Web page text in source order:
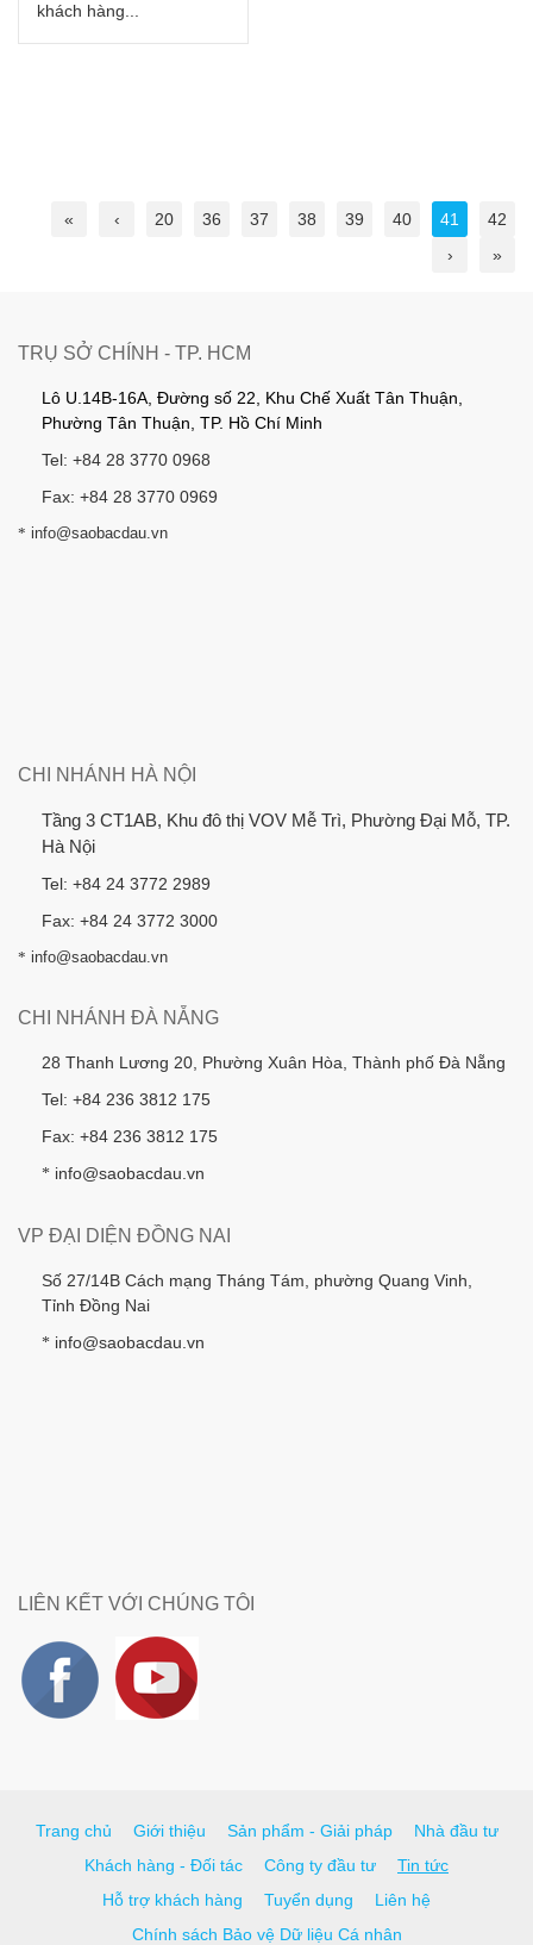
khách hàng...
« ‹ 20 36 37 38 39 40 41
42
›
»
TRỤ SỞ CHÍNH - TP. HCM
Lô U.14B-16A, Đường số 22, Khu Chế Xuất Tân Thuận,
Phường Tân Thuận, TP. Hồ Chí Minh
Tel: +84 28 3770 0968
Fax: +84 28 3770 0969
* info@saobacdau.vn
CHI NHÁNH HÀ NỘI
Tầng 3 CT1AB, Khu đô thị VOV Mễ Trì, Phường Đại Mỗ, TP.
Hà Nội
Tel: +84 24 3772 2989
Fax: +84 24 3772 3000
* info@saobacdau.vn
CHI NHÁNH ĐÀ NẴNG
28 Thanh Lương 20, Phường Xuân Hòa, Thành phố Đà Nẵng
Tel: +84 236 3812 175
Fax: +84 236 3812 175
* info@saobacdau.vn
VP ĐẠI DIỆN ĐỒNG NAI
Số 27/14B Cách mạng Tháng Tám, phường Quang Vinh,
Tỉnh Đồng Nai
* info@saobacdau.vn
LIÊN KẾT VỚI CHÚNG TÔI
Trang chủ Giới thiệu Sản phẩm - Giải pháp
Nhà đầu tư
Khách hàng - Đối tác
Công ty đầu tư
Tin tức
Hỗ trợ khách hàng
Tuyển dụng
Liên hệ
Chính sách Bảo vệ Dữ liệu Cá nhân